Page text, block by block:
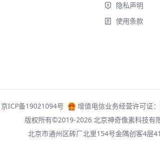
隐私声明
使用条款
京ICP备19021094号 增值电信业务经营许可证
版权所有©2019-2026 北京神奇像素科技有
北京市通州区砖厂北里154号金隅创客4层